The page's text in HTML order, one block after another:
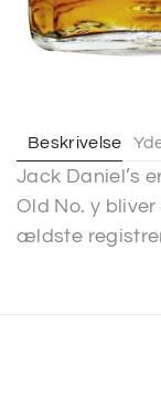
Beskrivelse
Jack Daniel’s
Old No. y
ældste